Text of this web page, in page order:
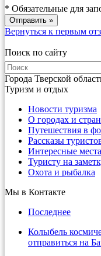
* Обязательные для
Вернуться к первым
Поиск по сайту
Города Тверской
Туризм и отдых
Новости туризма
О городах и
Путешествия в
Рассказы
Интересные места
Туристу на
Охота и рыбалка
Мы в Контакте
Последнее
Колыбель
отправиться на